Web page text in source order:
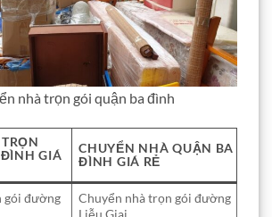
nhà trọn gói quận ba đình
GIÁ
CHUYỂN NHÀ QUẬN BA
ĐÌNH GIÁ RẺ
gói đường
Chuyển nhà trọn gói đường
Liễu Giai